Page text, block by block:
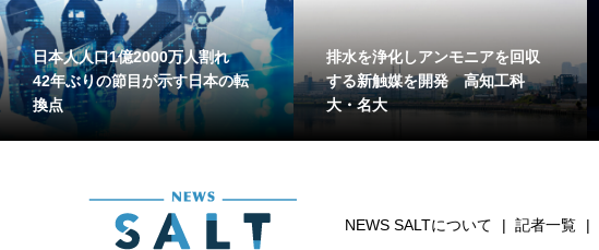
日本人人口1億2000万人割れ
42年ぶりの節目が示す日本の転
換点
排水を浄化しアンモニアを回収
する新触媒を開発 高知工科
大・名大
NEWS SALTについて 記者一覧